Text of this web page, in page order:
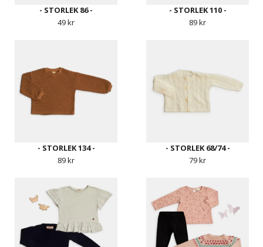
- STORLEK 86 -
49 kr
- STORLEK 110 -
89 kr
- STORLEK 134 -
89 kr
- STORLEK 68/74 -
79 kr